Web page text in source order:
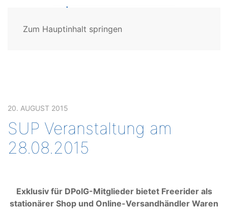
Zum Hauptinhalt springen
20. AUGUST 2015
SUP Veranstaltung am
28.08.2015
Exklusiv für DPolG-Mitglieder bietet Freerider als
stationärer Shop und Online-Versandhändler Waren